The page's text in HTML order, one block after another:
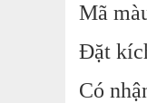
Mã
Đặt
Có